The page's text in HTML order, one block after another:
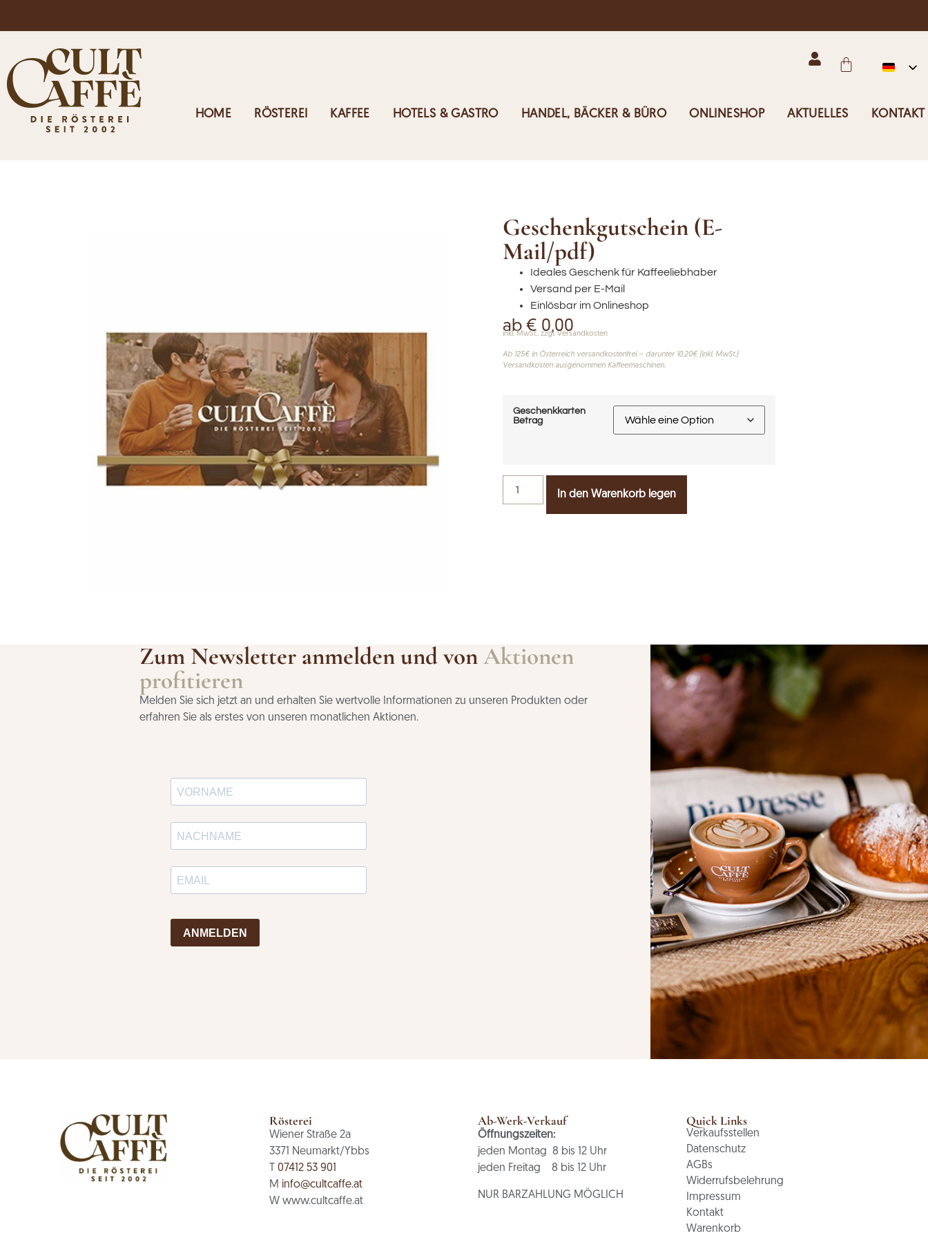
Kostenloser Versand in Österreich ab 125€
HOME RÖSTEREI KAFFEE HOTELS & GASTRO HANDEL, BÄCKER & BÜRO ONLINESHOP AKTUELLES KONTAKT
Geschenkgutschein (E-
Mail/pdf)
Ideales Geschenk für Kaffeeliebhaber
Versand per E-Mail
Einlösbar im Onlineshop
ab€ 0,00
inkl. MwSt., zzgl. Versandkosten
Ab 125€ in Österreich versandkostenfrei – darunter 10,20€ (inkl. MwSt.)
Versandkosten ausgenommen Kaffeemaschinen.
Geschenkkarten
Betrag
In den Warenkorb legen
Zum Newsletter anmelden und vonAktionen
profitieren
Melden Sie sich jetzt an und erhalten Sie wertvolle Informationen zu unseren Produkten oder
erfahren Sie als erstes von unseren monatlichen Aktionen.
ANMELDEN
Rösterei
Wiener Straße 2a
3371 Neumarkt/Ybbs
07412 53 901
M info@cultcaffe.at
W www.cultcaffe.at
Ab-Werk-Verkauf
Öffnungszeiten:
jeden Montag 8 bis 12 Uhr
jeden Freitag 8 bis 12 Uhr
NUR BARZAHLUNG MÖGLICH
Quick Links
Verkaufsstellen
Datenschutz
AGBs
Widerrufsbelehrung
Impressum
Kontakt
Warenkorb